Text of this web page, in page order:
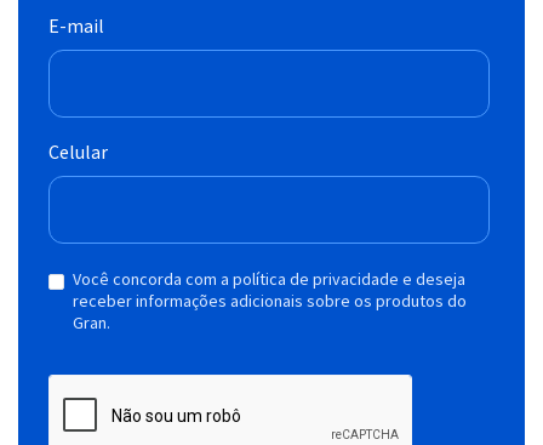
E-mail
Celular
Você concorda com a política de privacidade e deseja
receber informações adicionais sobre os produtos do
Gran.